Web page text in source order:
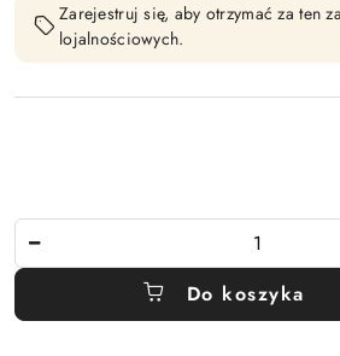
Zarejestruj się, aby otrzymać za ten
lojalnościowych.
Do koszyka